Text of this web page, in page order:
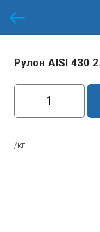
Рулон AISI 430
/кг